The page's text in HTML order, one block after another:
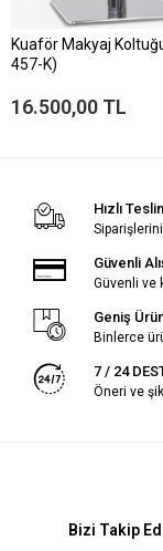
Kuaför Makyaj
457-K)
16.500,00 TL
Hızlı
Güvenli
Güvenli ve
Geniş
Binlerce
7 / 24
Öneri ve
Bizi Takip